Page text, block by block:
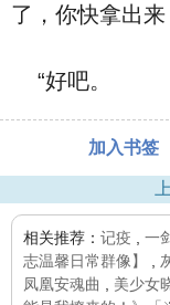
了，你快拿出来
“好吧。
加入书签
相关推荐： 记疫 一
志温馨日常群像】
凤凰安魂曲
美少女